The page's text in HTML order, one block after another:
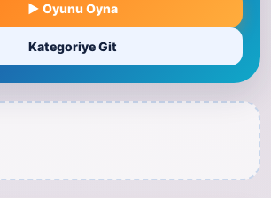
▶ Oyunu Oyna
Kategoriye Git